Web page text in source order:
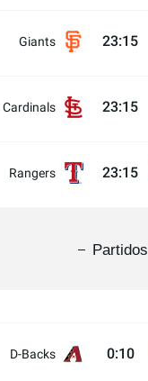
Giants 23:15
Cardinals 23:15
Rangers 23:15
Partidos
D-Backs 0:10